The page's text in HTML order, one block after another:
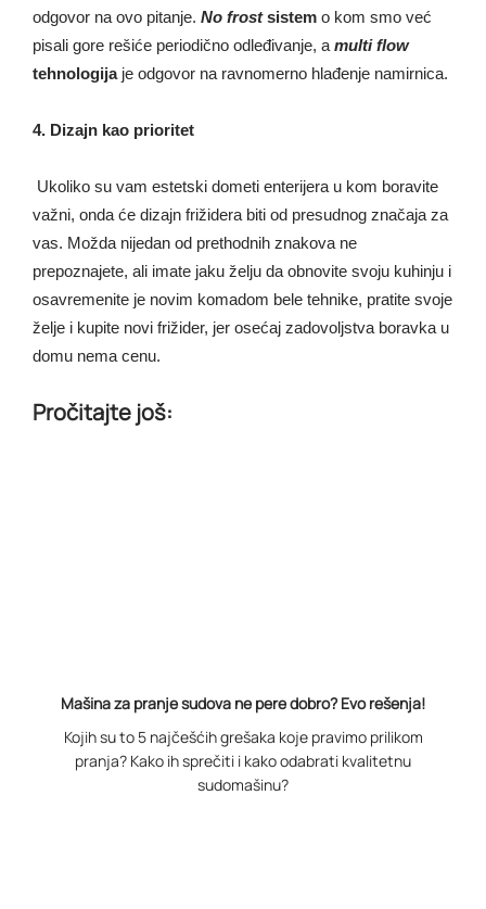
odgovor na ovo pitanje. No frostsistem o kom smo već
pisali gore rešiće periodično odleđivanje, a multi flow
tehnologijaje odgovor na ravnomerno hlađenje namirnica.
4. Dizajn kao prioritet
Ukoliko su vam estetski dometi enterijera u kom boravite
važni, onda će dizajn frižidera biti od presudnog značaja za
vas. Možda nijedan od prethodnih znakova ne
prepoznajete, ali imate jaku želju da obnovite svoju kuhinju i
osavremenite je novim komadom bele tehnike, pratite svoje
želje i kupite novi frižider, jer osećaj zadovoljstva boravka u
domu nema cenu.
Pročitajte još:
Mašina za pranje sudova ne pere dobro? Evo rešenja!
Kojih su to 5 najčešćih grešaka koje pravimo prilikom
pranja? Kako ih sprečiti i kako odabrati kvalitetnu
sudomašinu?